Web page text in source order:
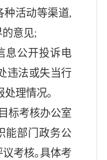
种活动等渠道,
意见;
息公开投诉电
违法或失当行
处理情况｡
目标考核办公室
能部门政务公
考核｡具体考